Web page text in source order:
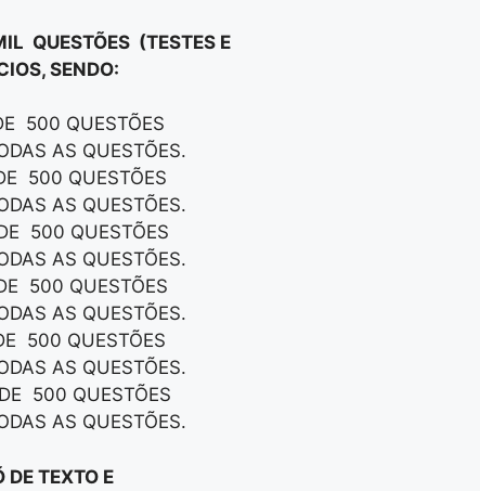
QUESTÕES (TESTES E
SENDO:
500 QUESTÕES
AS QUESTÕES.
500 QUESTÕES
AS QUESTÕES.
500 QUESTÕES
AS QUESTÕES.
500 QUESTÕES
AS QUESTÕES.
500 QUESTÕES
AS QUESTÕES.
500 QUESTÕES
AS QUESTÕES.
TEXTO E